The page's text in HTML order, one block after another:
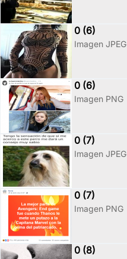
0 (6)
Imagen JPEG
0 (6)
Imagen PNG
0 (7)
Imagen JPEG
0 (7)
Imagen PNG
0 (8)